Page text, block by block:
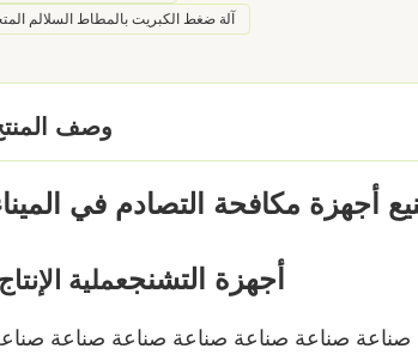
آلة ضغط الكبريت بالمطاط السلالم
وصف
أجهزة التشنجعملية
صناعة صناعة صناعة صناعة صناعة صناعة